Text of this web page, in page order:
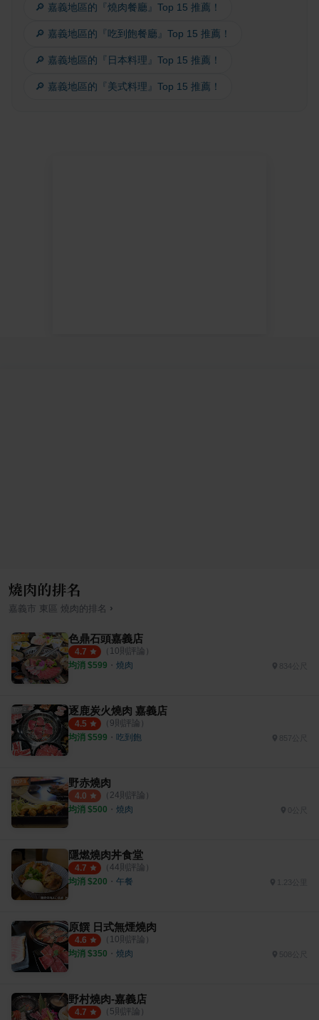
🔎 嘉義地區的『燒肉餐廳』Top 15 推薦！
🔎 嘉義地區的『吃到飽餐廳』Top 15 推薦！
🔎 嘉義地區的『日本料理』Top 15 推薦！
🔎 嘉義地區的『美式料理』Top 15 推薦！
燒肉的排名
嘉義市 東區 燒肉的排名 ›
色鼎石頭嘉義店
4.7 （ 10則評論）
均消 $599 ・ 燒肉 834公尺
逐鹿炭火燒肉 嘉義店
4.5 （ 9則評論）
均消 $599 ・ 吃到飽 857公尺
野赤燒肉
4.0 （ 24則評論）
均消 $500 ・ 燒肉
隱燃燒肉丼食堂
4.7 （ 44則評論）
均消 $200 ・ 午餐
原饌 日式無煙燒肉
4.6 （ 10則評論）
均消 $350 ・ 燒肉 508公尺
野村燒肉-嘉義店
4.7 （ 5則評論）